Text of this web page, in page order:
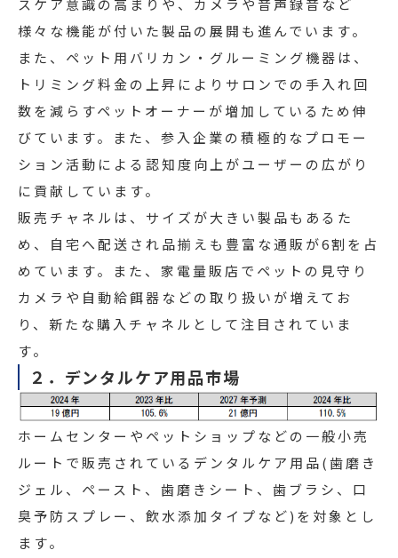
スケア意識の高まりや、カメラや音声録音など
様々な機能が付いた製品の展開も進んでいます。
また、ペット用バリカン・グルーミング機器は、
トリミング料金の上昇によりサロンでの手入れ回
数を減らすペットオーナーが増加しているため伸
びています。また、参入企業の積極的なプロモー
ション活動による認知度向上がユーザーの広がり
に貢献しています。
販売チャネルは、サイズが大きい製品もあるた
め、自宅へ配送され品揃えも豊富な通販が6割を占
めています。また、家電量販店でペットの見守り
カメラや自動給餌器などの取り扱いが増えてお
り、新たな購入チャネルとして注目されていま
す。
２．デンタルケア用品市場
ホームセンターやペットショップなどの一般小売
ルートで販売されているデンタルケア用品(歯磨き
ジェル、ペースト、歯磨きシート、歯ブラシ、口
臭予防スプレー、飲水添加タイプなど)を対象とし
ます。